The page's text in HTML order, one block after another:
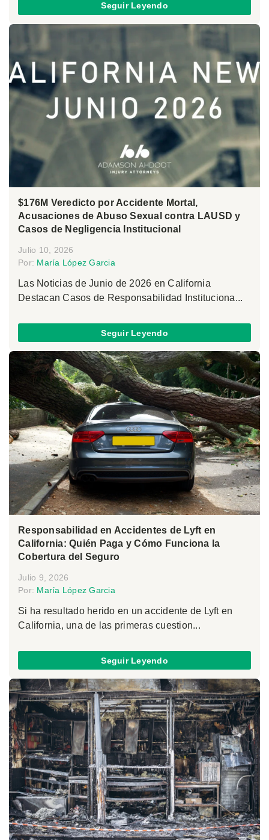
Seguir Leyendo
$176M Veredicto por Accidente Mortal,
Acusaciones de Abuso Sexual contra LAUSD y
Casos de Negligencia Institucional
Julio 10, 2026
Por: María López Garcia
Las Noticias de Junio de 2026 en California
Destacan Casos de Responsabilidad Instituciona...
Seguir Leyendo
Responsabilidad en Accidentes de Lyft en
California: Quién Paga y Cómo Funciona la
Cobertura del Seguro
Julio 9, 2026
Por: María López Garcia
Si ha resultado herido en un accidente de Lyft en
California, una de las primeras cuestion...
Seguir Leyendo